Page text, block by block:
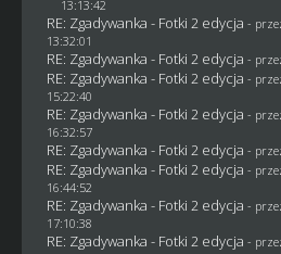
13:13:42
RE: Zgadywanka - Fotki 2 edycja -
13:32:01
RE: Zgadywanka - Fotki 2 edycja -
RE: Zgadywanka - Fotki 2 edycja -
15:22:40
RE: Zgadywanka - Fotki 2 edycja -
16:32:57
RE: Zgadywanka - Fotki 2 edycja -
RE: Zgadywanka - Fotki 2 edycja -
16:44:52
RE: Zgadywanka - Fotki 2 edycja -
17:10:38
RE: Zgadywanka - Fotki 2 edycja -